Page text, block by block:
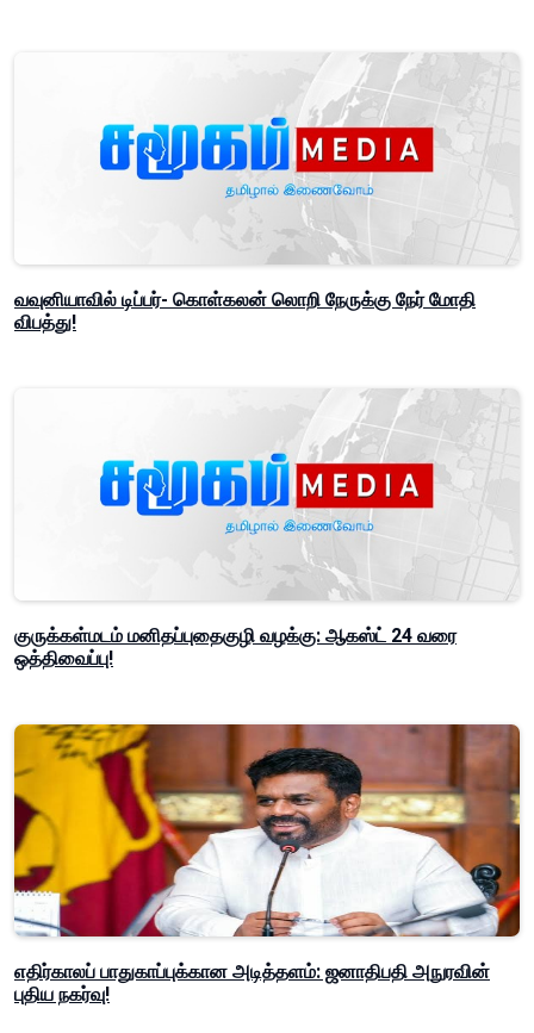
வவுனியாவில் டிப்பர்- கொள்கலன் லொறி நேருக்கு நேர் மோதி
விபத்து!
குருக்கள்மடம் மனிதப்புதைகுழி வழக்கு: ஆகஸ்ட் 24 வரை
ஒத்திவைப்பு!
எதிர்காலப் பாதுகாப்புக்கான அடித்தளம்: ஜனாதிபதி அநுரவின்
புதிய நகர்வு!